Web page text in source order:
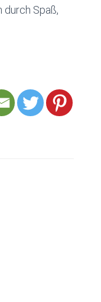
durch Spaß,